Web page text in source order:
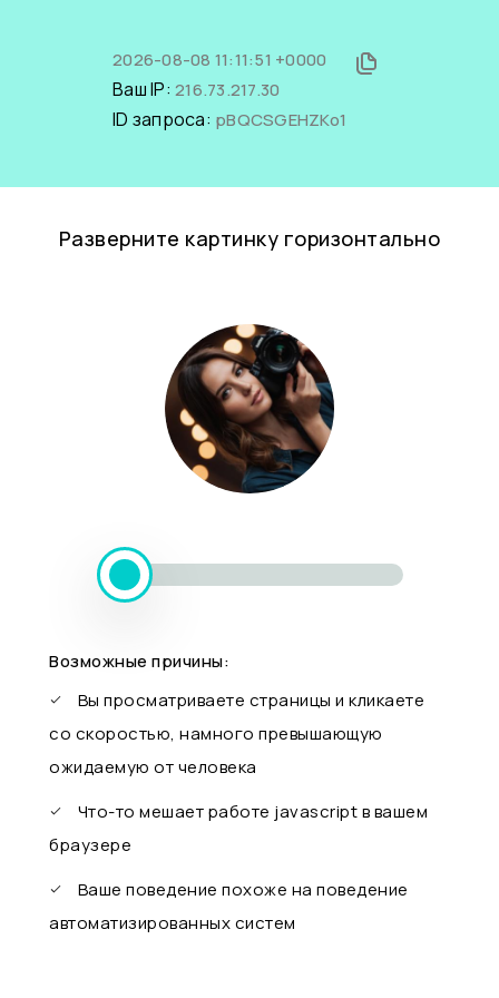
2026-08-08 11:11:51 +0000
Ваш IP: 216.73.217.30
ID запроса: pBQCSGEHZKo1
Разверните картинку горизонтально
Возможные причины:
Вы просматриваете страницы и кликаете
со скоростью, намного превышающую
ожидаемую от человека
Что-то мешает работе javascript в вашем
браузере
Ваше поведение похоже на поведение
автоматизированных систем